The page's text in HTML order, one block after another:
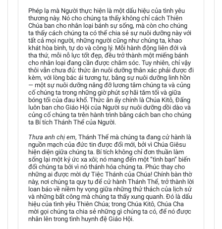
Phép lạ mà Người thực hiện là một dấu hiệu của tình yêu
thương này. Nó cho chúng ta thấy không chỉ cách Thiên
Chúa ban cho nhân loại bánh sự sống, mà còn cho chúng
ta thấy cách chúng ta có thể chia sẻ sự nuôi dưỡng này với
tất cả mọi người, những người cũng như chúng ta, khao
khát hòa bình, tự do và công lý. Mỗi hành động liên đới và
tha thứ, mỗi nỗ lực tốt đẹp, đều trở thành một miếng bánh
cho nhân loại đang cần được chăm sóc. Tuy nhiên, chỉ vậy
thôi vẫn chưa đủ: thức ăn nuôi dưỡng thân xác phải được đi
kèm, với lòng bác ái tương tự, bằng sự nuôi dưỡng linh hồn
— một sự nuôi dưỡng nâng đỡ lương tâm chúng ta và củng
cố chúng ta trong những giờ phút sợ hãi tăm tối và giữa
bóng tối của đau khổ. Thức ăn ấy chính là Chúa Kitô, Đấng
luôn ban cho Giáo Hội của Người sự nuôi dưỡng dồi dào và
củng cố chúng ta trên hành trình bằng cách ban cho chúng
ta Bí tích Thánh Thể của Người.
Thưa anh chị em, Thánh Thể mà chúng ta đang cử hành là
nguồn mạch của đức tin được đổi mới, bởi vì Chúa Giêsu
hiện diện giữa chúng ta. Bí tích không chỉ đơn thuần làm
sống lại một ký ức xa xôi; nó mang đến một “tình bạn” biến
đổi chúng ta bởi vì nó thánh hóa chúng ta. Phúc thay cho
những ai được mời dự Tiệc Thánh của Chúa! Chính bàn thờ
này, nơi chúng ta quy tụ để cử hành Thánh Thể, trở thành lời
loan báo về niềm hy vọng giữa những thử thách của lịch sử
và những bất công mà chúng ta thấy xung quanh. Đó là dấu
hiệu của tình yêu Thiên Chúa; trong Chúa Kitô, Chúa Cha
mời gọi chúng ta chia sẻ những gì chúng ta có, để nó được
nhân lên trong tình huynh đệ Giáo Hội.